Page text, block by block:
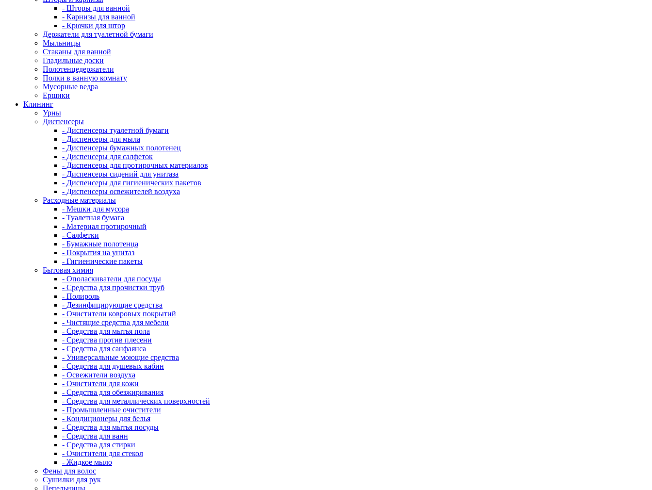
- Шторы для ванной
- Карнизы для ванной
- Крючки для штор
Держатели для туалетной бумаги
Мыльницы
Стаканы для ванной
Гладильные доски
Полотенцедержатели
Полки в ванную комнату
Мусорные ведра
Ершики
Клининг
Урны
Диспенсеры
- Диспенсеры туалетной бумаги
- Диспенсеры для мыла
- Диспенсеры бумажных полотенец
- Диспенсеры для салфеток
- Диспенсеры для протирочных материалов
- Диспенсеры сидений для унитаза
- Диспенсеры для гигиенических пакетов
- Диспенсеры освежителей воздуха
Расходные материалы
- Мешки для мусора
- Туалетная бумага
- Материал протирочный
- Салфетки
- Бумажные полотенца
- Покрытия на унитаз
- Гигиенические пакеты
Бытовая химия
- Ополаскиватели для посуды
- Средства для прочистки труб
- Полироль
- Дезинфицирующие средства
- Очистители ковровых покрытий
- Чистящие средства для мебели
- Средства для мытья пола
- Средства против плесени
- Средства для санфаянса
- Универсальные моющие средства
- Средства для душевых кабин
- Освежители воздуха
- Очистители для кожи
- Средства для обезжиривания
- Средства для металлических поверхностей
- Промышленные очистители
- Кондиционеры для белья
- Средства для мытья посуды
- Средства для ванн
- Средства для стирки
- Очистители для стекол
- Жидкое мыло
Фены для волос
Сушилки для рук
Пепельницы